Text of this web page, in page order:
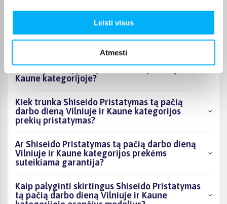
Leisti visus
Atmesti
Kiek prekių yra Shiseido Pristatymas tą pačią
darbo dieną Vilniuje ir Kaune kategorijos
asortimente ir kokia žemiausia kaina?
Pristatymas tą pačią darbo dieną Vilniuje ir
Kaune kategorijoje?
Kiek trunka Shiseido Pristatymas tą pačią
darbo dieną Vilniuje ir Kaune kategorijos
prekių pristatymas?
Ar Shiseido Pristatymas tą pačią darbo dieną
Vilniuje ir Kaune kategorijos prekėms
suteikiama garantija?
Kaip palyginti skirtingus Shiseido Pristatymas
tą pačią darbo dieną Vilniuje ir Kaune